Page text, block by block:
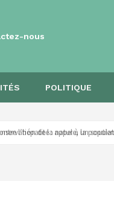
nous
POLITIQUE
de la nature, la